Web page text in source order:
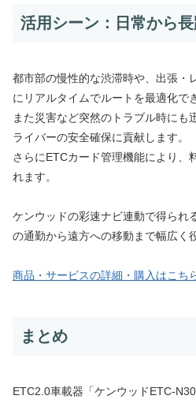
活用シーン：日常から
都市部の慢性的な渋滞時や、出張・
にリアルタイムでルートを最適化で
また災害など突然のトラブル時にも
ライバーの安全確保に貢献します。
さらにETCカード管理機能により、
れます。
ケンウッドの彩速ナビ連動で得られ
の通勤から遠方への移動まで幅広く
商品・サービスの詳細・購入はこち
まとめ
ETC2.0車載器「ケンウッドETC-